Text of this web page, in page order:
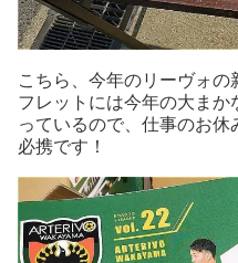
こちら、今年のリーヴォ
フレットには今年の大ま
っているので、仕事のお
必携です！